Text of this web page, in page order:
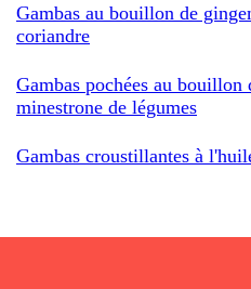
Gambas au bouillon de
coriandre
Gambas pochées au
minestrone de légumes
Gambas croustillantes à